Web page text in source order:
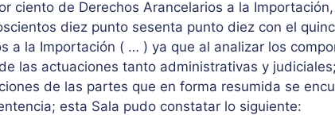
ciento de Derechos Arancelarios a la
diez punto sesenta punto diez con el
a la Importación ( … ) ya que al analizar los
las actuaciones tanto administrativas y
de las partes que en forma resumida se
esta Sala pudo constatar lo siguiente: